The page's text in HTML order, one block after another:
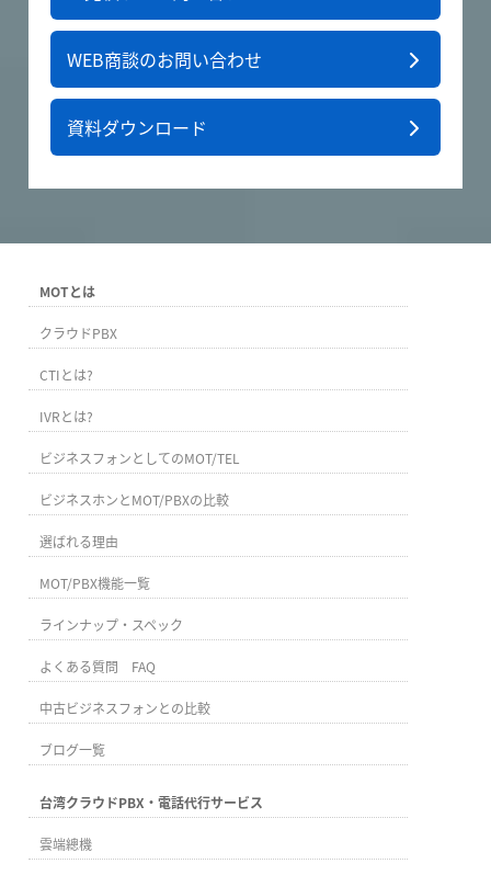
WEB商談のお問い合わせ
資料ダウンロード
MOTとは
クラウドPBX
CTIとは?
IVRとは?
ビジネスフォンとしてのMOT/TEL
ビジネスホンとMOT/PBXの比較
選ばれる理由
MOT/PBX機能一覧
ラインナップ・スペック
よくある質問 FAQ
中古ビジネスフォンとの比較
ブログ一覧
台湾クラウドPBX・電話代行サービス
雲端總機